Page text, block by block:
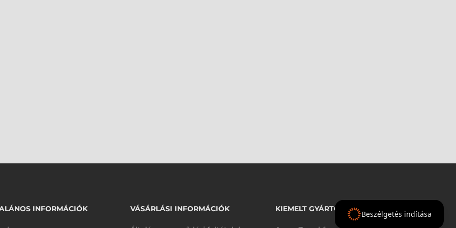
INFORMÁCIÓK VÁSÁRLÁSI INFORMÁCIÓK KIEMELT GYÁRTÓINK
Beszélgetés indítása